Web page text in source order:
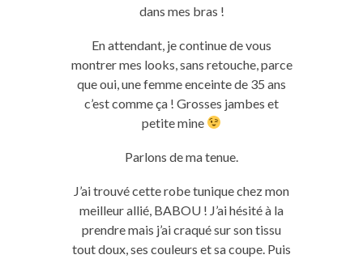
dans mes bras !
En attendant, je continue de vous
montrer mes looks, sans retouche, parce
que oui, une femme enceinte de 35 ans
c’est comme ça ! Grosses jambes et
petite mine
Parlons de ma tenue.
J’ai trouvé cette robe tunique chez mon
meilleur allié, BABOU ! J’ai hésité à la
prendre mais j’ai craqué sur son tissu
tout doux, ses couleurs et sa coupe. Puis